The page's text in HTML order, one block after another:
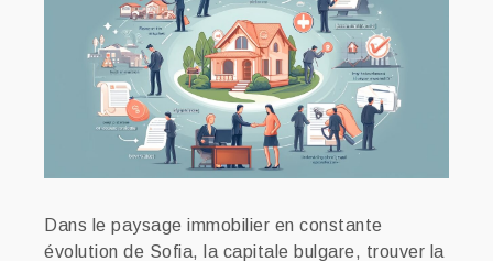
Dans le paysage immobilier en constante
évolution de Sofia, la capitale bulgare, trouver la